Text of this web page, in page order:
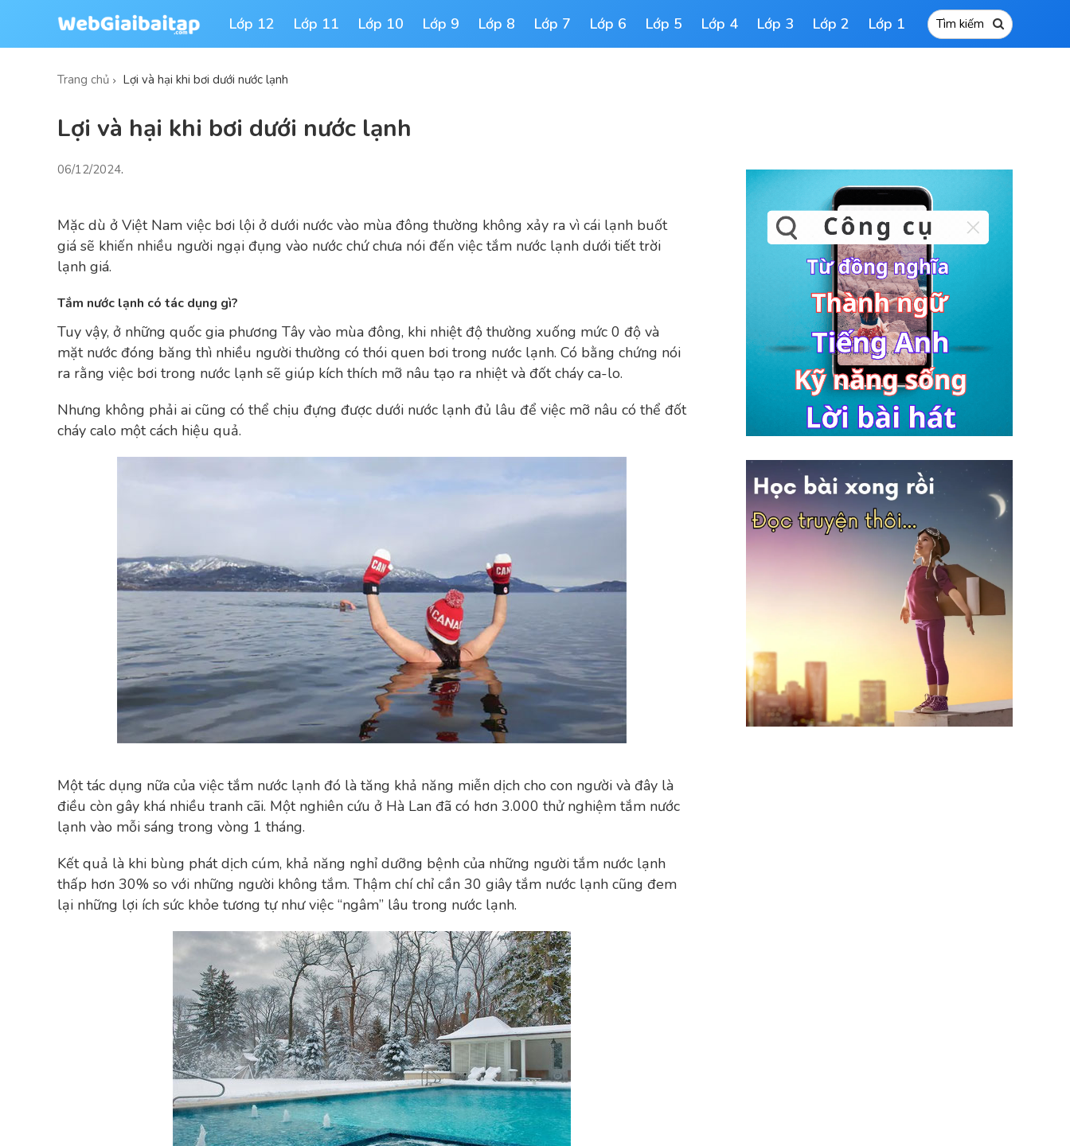
Lớp 12 Lớp 11 Lớp 10 Lớp 9 Lớp 8 Lớp 7 Lớp 6 Lớp 5 Lớp 4 Lớp 3 Lớp 2 Lớp 1
Trang chủ Lợi và hại khi bơi dưới nước lạnh
Lợi và hại khi bơi dưới nước lạnh
06/12/2024.
Mặc dù ở Việt Nam việc bơi lội ở dưới nước vào mùa đông thường không xảy ra vì cái lạnh buốt
giá sẽ khiến nhiều người ngại đụng vào nước chứ chưa nói đến việc tắm nước lạnh dưới tiết trời
lạnh giá.
Tắm nước lạnh có tác dụng gì?
Tuy vậy, ở những quốc gia phương Tây vào mùa đông, khi nhiệt độ thường xuống mức 0 độ và
mặt nước đóng băng thì nhiều người thường có thói quen bơi trong nước lạnh. Có bằng chứng nói
ra rằng việc bơi trong nước lạnh sẽ giúp kích thích mỡ nâu tạo ra nhiệt và đốt cháy ca-lo.
Nhưng không phải ai cũng có thể chịu đựng được dưới nước lạnh đủ lâu để việc mỡ nâu có thể đốt
cháy calo một cách hiệu quả.
Một tác dụng nữa của việc tắm nước lạnh đó là tăng khả năng miễn dịch cho con người và đây là
điều còn gây khá nhiều tranh cãi. Một nghiên cứu ở Hà Lan đã có hơn 3.000 thử nghiệm tắm nước
lạnh vào mỗi sáng trong vòng 1 tháng.
Kết quả là khi bùng phát dịch cúm, khả năng nghỉ dưỡng bệnh của những người tắm nước lạnh
thấp hơn 30% so với những người không tắm. Thậm chí chỉ cần 30 giây tắm nước lạnh cũng đem
lại những lợi ích sức khỏe tương tự như việc “ngâm” lâu trong nước lạnh.